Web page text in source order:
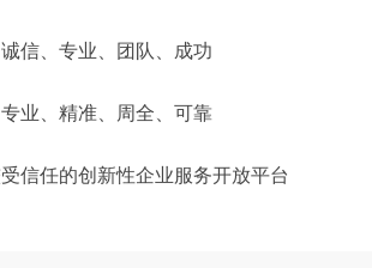
信、专业、团队、成功
业、精准、周全、可靠
信任的创新性企业服务开放平台